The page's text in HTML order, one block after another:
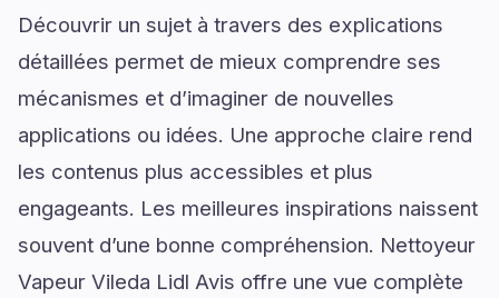
Découvrir un sujet à travers des explications
détaillées permet de mieux comprendre ses
mécanismes et d’imaginer de nouvelles
applications ou idées. Une approche claire rend
les contenus plus accessibles et plus
engageants. Les meilleures inspirations naissent
souvent d’une bonne compréhension. Nettoyeur
Vapeur Vileda Lidl Avis offre une vue complète